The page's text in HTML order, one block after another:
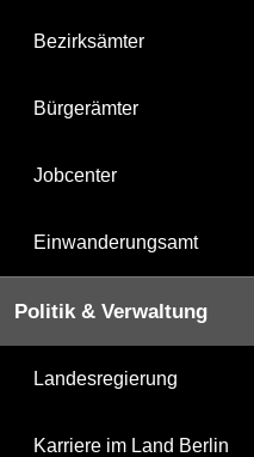
Bezirksämter
Bürgerämter
Jobcenter
Einwanderungsamt
Politik & Verwaltung
Landesregierung
Karriere im Land Berlin